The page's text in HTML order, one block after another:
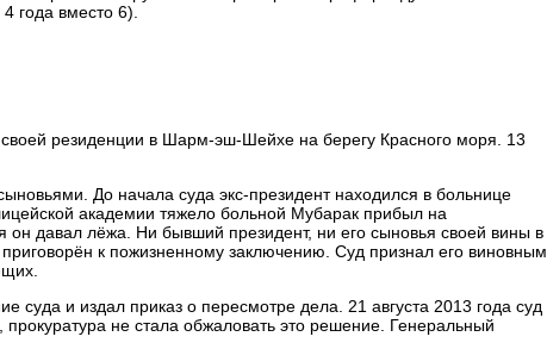
года вместо 6).
резиденции в Шарм-эш-Шейхе на берегу Красного моря. 13
До начала суда экс-президент находился в больнице
академии тяжело больной Мубарак прибыл на
он давал лёжа. Ни бывший президент, ни его сыновья своей вины в
к пожизненному заключению. Суд признал его виновным
и издал приказ о пересмотре дела. 21 августа 2013 года суд
не стала обжаловать это решение. Генеральный